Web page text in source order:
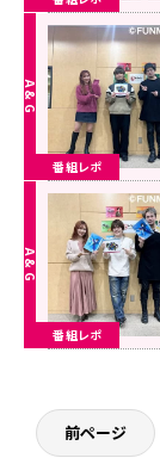
番組レポ
番組レポ
前ページ